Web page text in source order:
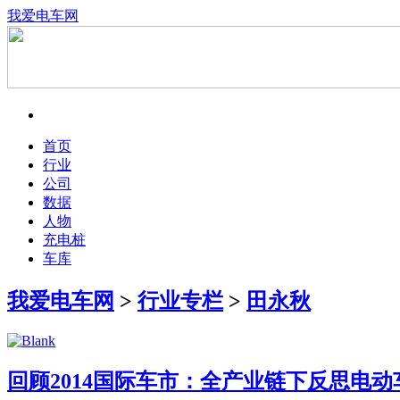
我爱电车网
首页
行业
公司
数据
人物
充电桩
车库
我爱电车网 > 行业专栏> 田永秋
回顾2014国际车市：全产业链下反思电动